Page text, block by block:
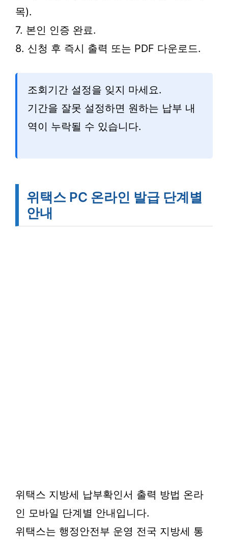
목).
7. 본인 인증 완료.
8. 신청 후 즉시 출력 또는 PDF 다운로드.
조회기간 설정을 잊지 마세요.
기간을 잘못 설정하면 원하는 납부 내
역이 누락될 수 있습니다.
위택스 PC 온라인 발급 단계별
안내
위택스 지방세 납부확인서 출력 방법 온라
인 모바일 단계별 안내입니다.
위택스는 행정안전부 운영 전국 지방세 통